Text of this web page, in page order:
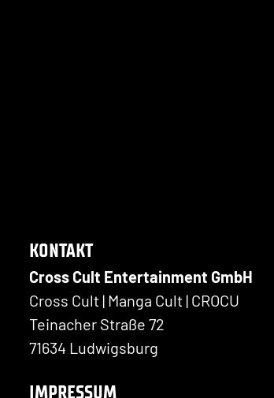
KONTAKT
Cross Cult Entertainment GmbH
Cross Cult | Manga Cult | CROCU
Teinacher Straße 72
71634 Ludwigsburg
IMPRESSUM